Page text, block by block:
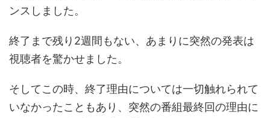
ンスしました。
終了まで残り2週間もない、あまりに突然の発表は
視聴者を驚かせました。
そしてこの時、終了理由については一切触れられて
いなかったこともあり、突然の番組最終回の理由に